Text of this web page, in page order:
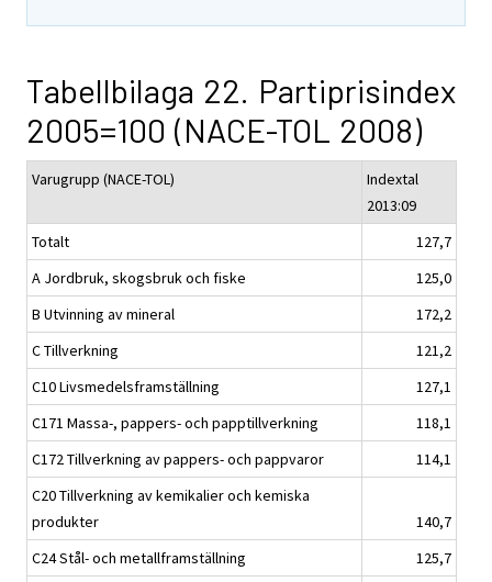
Tabellbilaga 22. Partiprisindex
2005=100 (NACE-TOL 2008)
Varugrupp (NACE-TOL)
Indextal
2013:09
Totalt
127,7
A Jordbruk, skogsbruk och fiske
125,0
B Utvinning av mineral
172,2
C Tillverkning
121,2
C10 Livsmedelsframställning
127,1
C171 Massa-, pappers- och papptillverkning
118,1
C172 Tillverkning av pappers- och pappvaror
114,1
C20 Tillverkning av kemikalier och kemiska
produkter
140,7
C24 Stål- och metallframställning
125,7